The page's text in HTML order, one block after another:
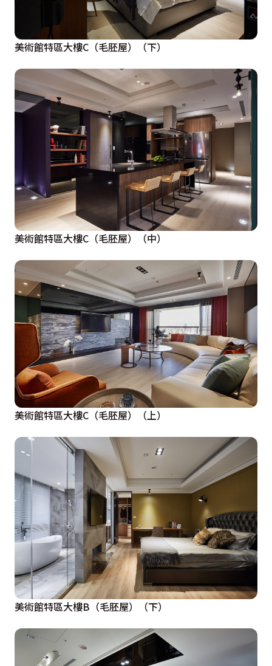
美術館特區大樓C（毛胚屋）（下）
美術館特區大樓C（毛胚屋）（中）
美術館特區大樓C（毛胚屋）（上）
美術館特區大樓B（毛胚屋）（下）